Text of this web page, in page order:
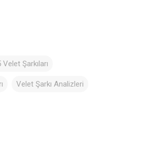
Velet Şarkıları
Velet Şarkı Analizleri